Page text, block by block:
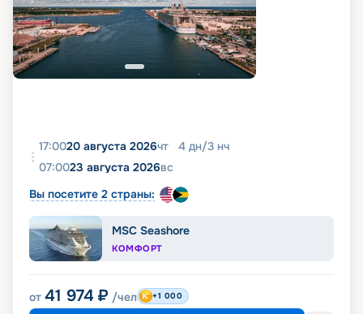
17:0020 августа 2026чт 4 дн/3 нч
07:0023 августа 2026вс
Вы посетите 2 страны:
MSC Seashore
КОМФОРТ
от 41 974 ₽ /чел +1 000